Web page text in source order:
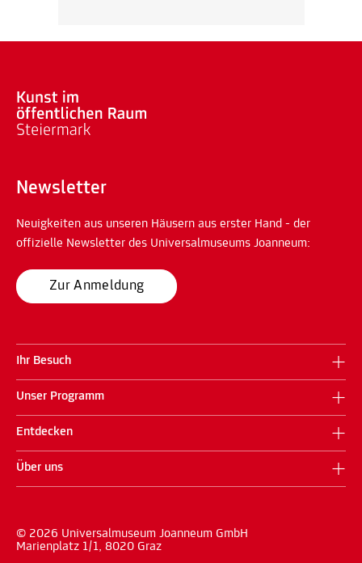
Newsletter
Neuigkeiten aus unseren Häusern aus erster Hand - der
offizielle Newsletter des Universalmuseums Joanneum:
Zur Anmeldung
Ihr Besuch
Unser Programm
Entdecken
Über uns
© 2026 Universalmuseum Joanneum GmbH
Marienplatz 1/1, 8020 Graz